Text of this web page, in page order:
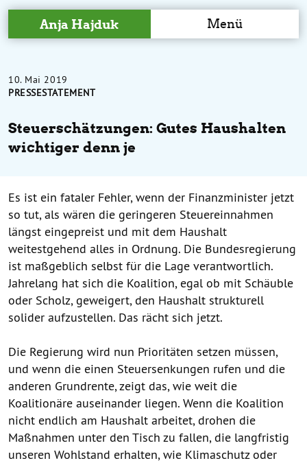
Anja Hajduk Menü
10. Mai 2019
PRESSESTATEMENT
Steuerschätzungen: Gutes Haushalten
wichtiger denn je
Es ist ein fataler Fehler, wenn der Finanzminister jetzt
so tut, als wären die geringeren Steuereinnahmen
längst eingepreist und mit dem Haushalt
weitestgehend alles in Ordnung. Die Bundesregierung
ist maßgeblich selbst für die Lage verantwortlich.
Jahrelang hat sich die Koalition, egal ob mit Schäuble
oder Scholz, geweigert, den Haushalt strukturell
solider aufzustellen. Das rächt sich jetzt.
Die Regierung wird nun Prioritäten setzen müssen,
und wenn die einen Steuersenkungen rufen und die
anderen Grundrente, zeigt das, wie weit die
Koalitionäre auseinander liegen. Wenn die Koalition
nicht endlich am Haushalt arbeitet, drohen die
Maßnahmen unter den Tisch zu fallen, die langfristig
unseren Wohlstand erhalten, wie Klimaschutz oder